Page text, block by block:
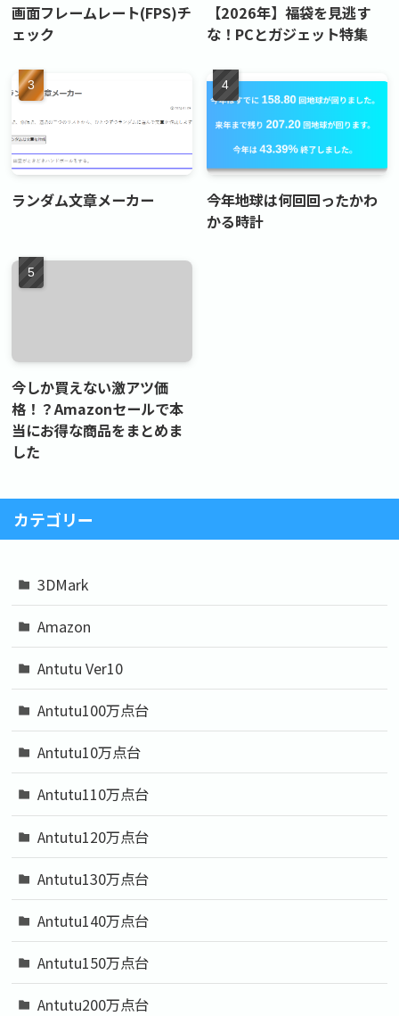
画面フレームレート(FPS)チ
ェック
【2026年】福袋を見逃す
な！PCとガジェット特集
ランダム文章メーカー
今年地球は何回回ったかわ
かる時計
今しか買えない激アツ価
格！？Amazonセールで本
当にお得な商品をまとめま
した
カテゴリー
3DMark
Amazon
Antutu Ver10
Antutu100万点台
Antutu10万点台
Antutu110万点台
Antutu120万点台
Antutu130万点台
Antutu140万点台
Antutu150万点台
Antutu200万点台